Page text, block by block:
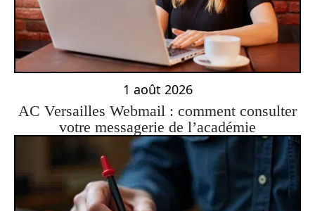
1 août 2026
AC Versailles Webmail : comment consulter
votre messagerie de l’académie